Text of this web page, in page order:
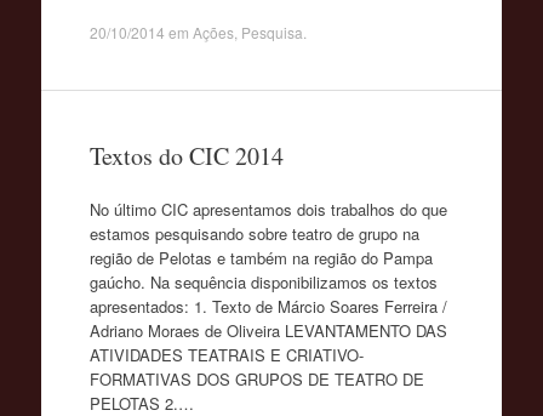
20/10/2014 em Ações, Pesquisa
Textos do CIC 2014
No último CIC apresentamos dois trabalhos do que
estamos pesquisando sobre teatro de grupo na
região de Pelotas e também na região do Pampa
gaúcho. Na sequência disponibilizamos os textos
apresentados: 1. Texto de Márcio Soares Ferreira /
Adriano Moraes de Oliveira LEVANTAMENTO DAS
ATIVIDADES TEATRAIS E CRIATIVO-
FORMATIVAS DOS GRUPOS DE TEATRO DE
PELOTAS 2.…